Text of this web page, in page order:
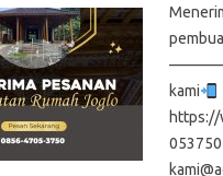
kami
https://